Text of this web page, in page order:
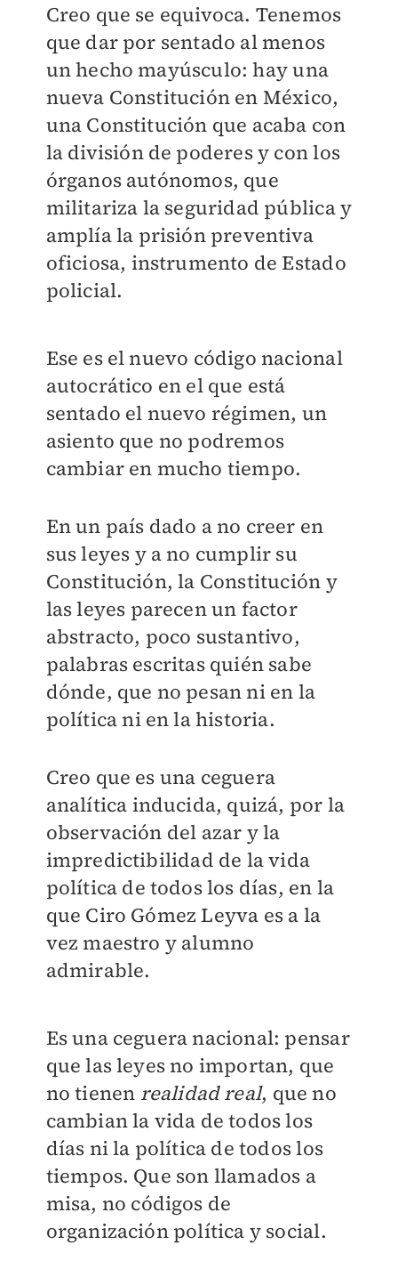
Creo que se equivoca. Tenemos
que dar por sentado al menos
un hecho mayúsculo: hay una
nueva Constitución en México,
una Constitución que acaba con
la división de poderes y con los
órganos autónomos, que
militariza la seguridad pública y
amplía la prisión preventiva
oficiosa, instrumento de Estado
policial.
Ese es el nuevo código nacional
autocrático en el que está
sentado el nuevo régimen, un
asiento que no podremos
cambiar en mucho tiempo.
En un país dado a no creer en
sus leyes y a no cumplir su
Constitución, la Constitución y
las leyes parecen un factor
abstracto, poco sustantivo,
palabras escritas quién sabe
dónde, que no pesan ni en la
política ni en la historia.
Creo que es una ceguera
analítica inducida, quizá, por la
observación del azar y la
impredictibilidad de la vida
política de todos los días, en la
que Ciro Gómez Leyva es a la
vez maestro y alumno
admirable.
Es una ceguera nacional: pensar
que las leyes no importan, que
no tienen realidad real, que no
cambian la vida de todos los
días ni la política de todos los
tiempos. Que son llamados a
misa, no códigos de
organización política y social.